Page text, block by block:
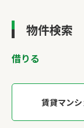
物件検索
借りる
賃貸マン